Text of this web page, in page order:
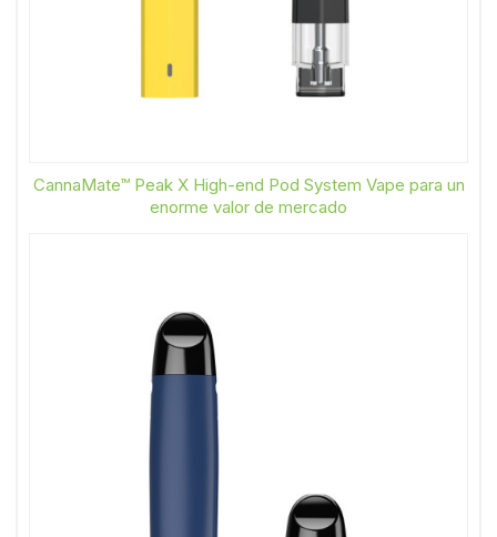
CannaMate™ Peak X High-end Pod System Vape para un
enorme valor de mercado